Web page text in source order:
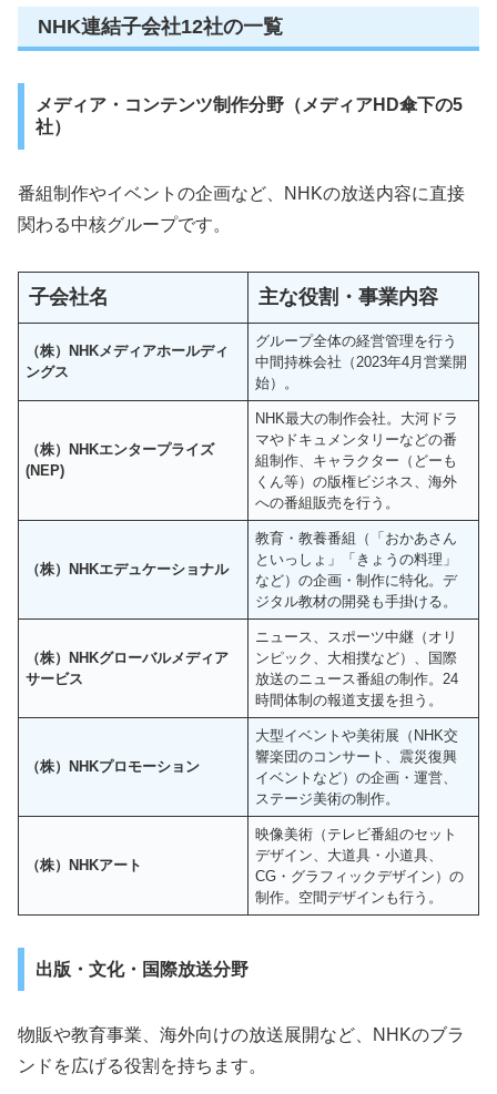
NHK連結子会社12社の一覧
メディア・コンテンツ制作分野（メディアHD傘下の5
社）
番組制作やイベントの企画など、NHKの放送内容に直接
関わる中核グループです。
子会社名 主な役割・事業内容
（株）NHKメディアホールディ
ングス
グループ全体の経営管理を行う
中間持株会社（2023年4月営業開
始）。
（株）NHKエンタープライズ
(NEP)
NHK最大の制作会社。大河ドラ
マやドキュメンタリーなどの番
組制作、キャラクター（どーも
くん等）の版権ビジネス、海外
への番組販売を行う。
（株）NHKエデュケーショナル
教育・教養番組（「おかあさん
といっしょ」「きょうの料理」
など）の企画・制作に特化。デ
ジタル教材の開発も手掛ける。
（株）NHKグローバルメディア
サービス
ニュース、スポーツ中継（オリ
ンピック、大相撲など）、国際
放送のニュース番組の制作。24
時間体制の報道支援を担う。
（株）NHKプロモーション
大型イベントや美術展（NHK交
響楽団のコンサート、震災復興
イベントなど）の企画・運営、
ステージ美術の制作。
（株）NHKアート
映像美術（テレビ番組のセット
デザイン、大道具・小道具、
CG・グラフィックデザイン）の
制作。空間デザインも行う。
出版・文化・国際放送分野
物販や教育事業、海外向けの放送展開など、NHKのブラ
ンドを広げる役割を持ちます。